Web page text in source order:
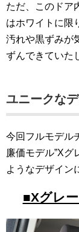
ただ、このドア
はホワイトに限
汚れや黒ずみが
ずんできていた
ユニークな
今回フルモデル
廉価モデル”Xグ
ようなデザイン
■Xグレ